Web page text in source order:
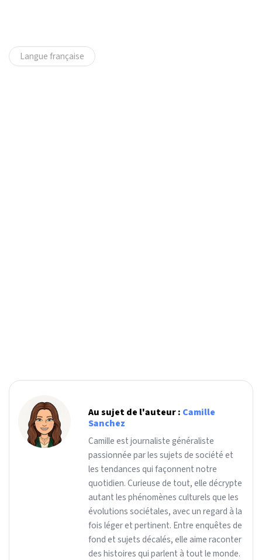
Langue française
Au sujet de l'auteur : Camille
Sanchez
Camille est journaliste généraliste
passionnée par les sujets de société et
les tendances qui façonnent notre
quotidien. Curieuse de tout, elle décrypte
autant les phénomènes culturels que les
évolutions sociétales, avec un regard à la
fois léger et pertinent. Entre enquêtes de
fond et sujets décalés, elle aime raconter
des histoires qui parlent à tout le monde.